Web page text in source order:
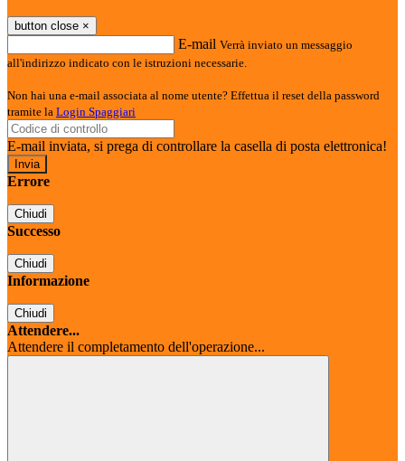
button close ×
E-mail Verrà inviato un messaggio
all'indirizzo indicato con le istruzioni necessarie.
Non hai una e-mail associata al nome utente? Effettua il reset della password
tramite la Login Spaggiari
E-mail inviata, si prega di controllare la casella di posta elettronica!
Errore
Chiudi
Successo
Chiudi
Informazione
Chiudi
Attendere...
Attendere il completamento dell'operazione...